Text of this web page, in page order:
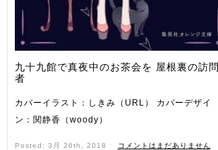
九十九館で真夜中のお茶会を 屋根裏の訪問
者
カバーイラスト：しきみ（URL） カバーデザイ
ン：関静香（woody）
Posted: 3月 26th, 2018 ˑ
コメントはまだありません